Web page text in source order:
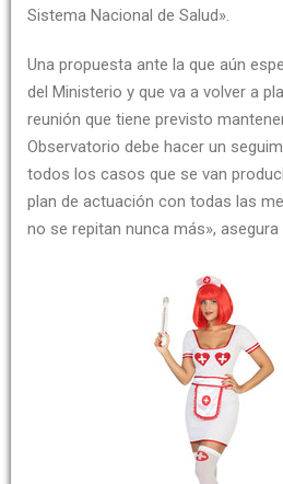
Sistema Nacional de Salud».
Una propuesta ante la que aún
del Ministerio y que va a volver a
reunión que tiene previsto
Observatorio debe hacer un
todos los casos que se van
plan de actuación con todas las
no se repitan nunca más»,